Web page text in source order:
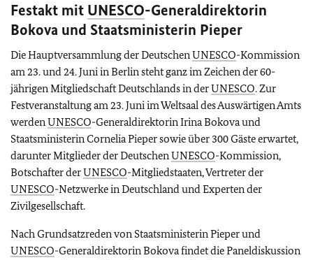
Festakt mit UNESCO-Generaldirektorin
Bokova und Staatsministerin Pieper
Die Hauptversammlung der DeutschenUNESCO-Kommission
am 23. und 24. Juni in Berlin steht ganz im Zeichen der 60-
jährigen Mitgliedschaft Deutschlands in derUNESCO. Zur
Festveranstaltung am 23. Juni im Weltsaal des Auswärtigen Amts
werdenUNESCO-Generaldirektorin Irina Bokova und
Staatsministerin Cornelia Pieper sowie über 300 Gäste erwartet,
darunter Mitglieder der DeutschenUNESCO-Kommission,
Botschafter derUNESCO-Mitgliedstaaten, Vertreter der
UNESCO-Netzwerke in Deutschland und Experten der
Zivilgesellschaft.
Nach Grundsatzreden von Staatsministerin Pieper und
UNESCO-Generaldirektorin Bokova findet die Paneldiskussion